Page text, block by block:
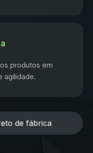
produtos em
agilidade.
de fábrica